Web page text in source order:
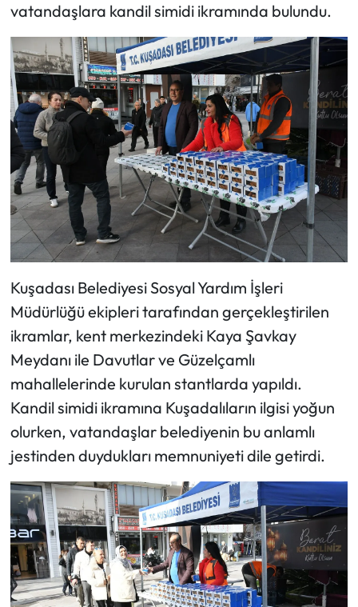
vatandaşlara kandil simidi ikramında bulundu.
Kuşadası Belediyesi Sosyal Yardım İşleri
Müdürlüğü ekipleri tarafından gerçekleştirilen
ikramlar, kent merkezindeki Kaya Şavkay
Meydanı ile Davutlar ve Güzelçamlı
mahallelerinde kurulan stantlarda yapıldı.
Kandil simidi ikramına Kuşadalıların ilgisi yoğun
olurken, vatandaşlar belediyenin bu anlamlı
jestinden duydukları memnuniyeti dile getirdi.